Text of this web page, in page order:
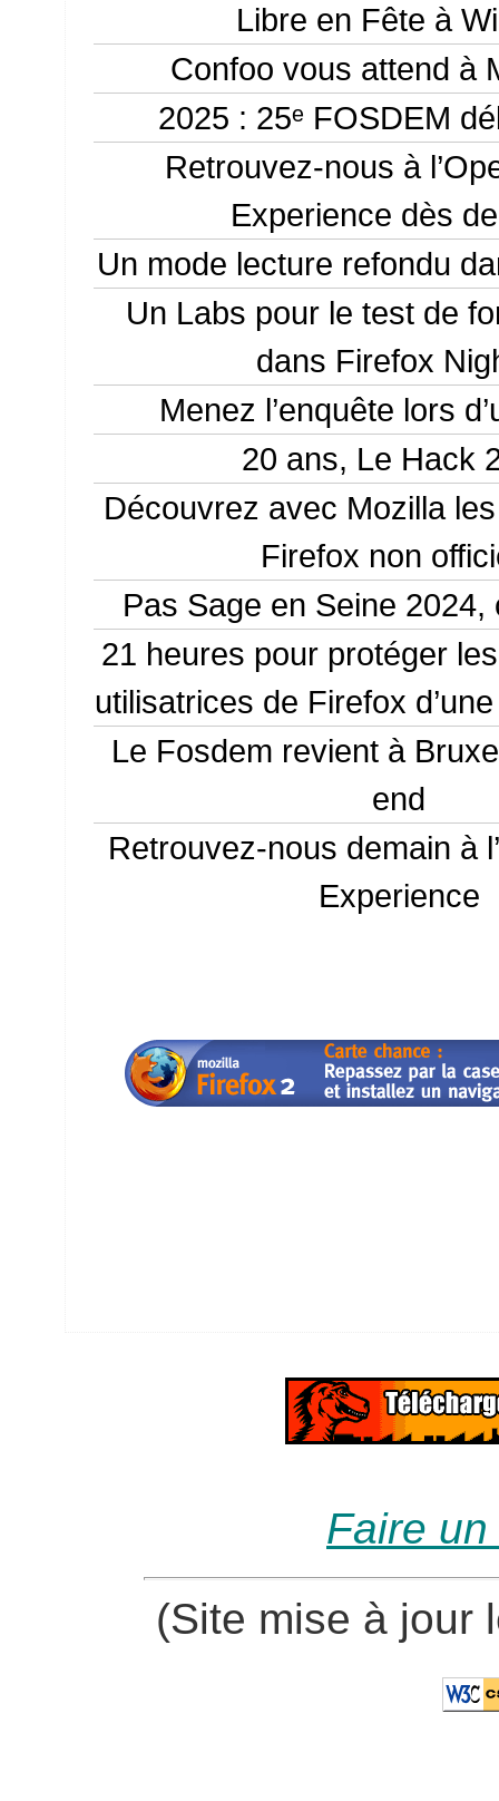
Libre en Fête à
Confoo vous attend à
2025 : 25ᵉ FOSDEM
Retrouvez-nous à
Experience dès
Un mode lecture refondu
Un Labs pour le test de
dans Firefox
Menez l’enquête lors
20 ans, Le Hack
Découvrez avec Mozilla
Firefox non
Pas Sage en Seine 2024,
21 heures pour protéger
utilisatrices de Firefox
Le Fosdem revient à
end
Retrouvez-nous demain à
Experience
Faire
(Site mise à jour